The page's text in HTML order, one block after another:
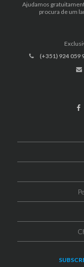
Ajudamos
procura de um
(+351) 924 059